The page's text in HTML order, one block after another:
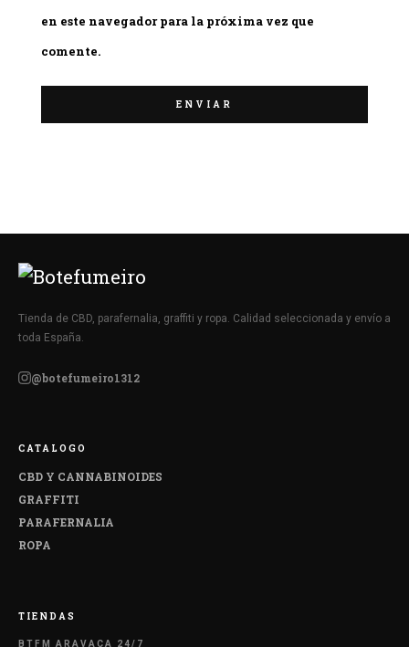
en este navegador para la próxima vez que
comente.
Tienda de CBD, parafernalia, graffiti y ropa. Calidad seleccionada y envío a
toda España.
@botefumeiro1312
CATALOGO
CBD Y CANNABINOIDES
GRAFFITI
PARAFERNALIA
ROPA
TIENDAS
BTFM ARAVACA 24/7